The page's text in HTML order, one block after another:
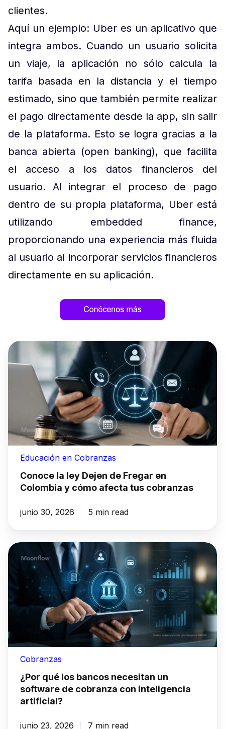
clientes.
Aquí un ejemplo: Uber es un aplicativo que
integra ambos. Cuando un usuario solicita
un viaje, la aplicación no sólo calcula la
tarifa basada en la distancia y el tiempo
estimado, sino que también permite realizar
el pago directamente desde la app, sin salir
de la plataforma. Esto se logra gracias a la
banca abierta (open banking), que facilita
el acceso a los datos financieros del
usuario. Al integrar el proceso de pago
dentro de su propia plataforma, Uber está
utilizando embedded finance,
proporcionando una experiencia más fluida
al usuario al incorporar servicios financieros
directamente en su aplicación.
Educación en Cobranzas
Conoce la ley Dejen de Fregar en
Colombia y cómo afecta tus cobranzas
junio 30, 2026 5 min read
Cobranzas
¿Por qué los bancos necesitan un
software de cobranza con inteligencia
artificial?
junio 23, 2026 7 min read